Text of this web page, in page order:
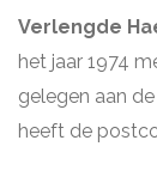
Verlengde
het jaar 1974
gelegen aan
heeft de